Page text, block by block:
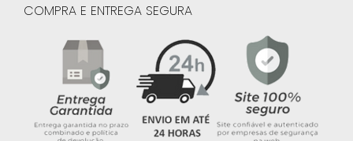
COMPRA E ENTREGA SEGURA